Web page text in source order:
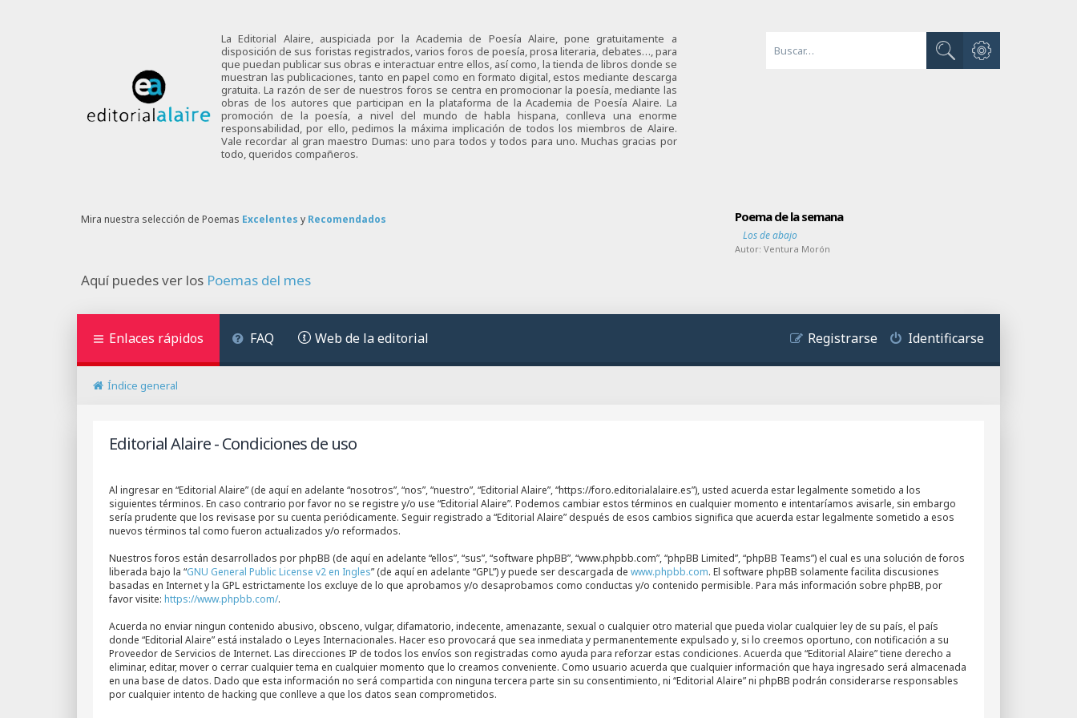
La Editorial Alaire, auspiciada por la Academia de Poesía Alaire, pone gratuitamente a
disposición de sus foristas registrados, varios foros de poesía, prosa literaria, debates…, para
que puedan publicar sus obras e interactuar entre ellos, así como, la tienda de libros donde se
muestran las publicaciones, tanto en papel como en formato digital, estos mediante descarga
gratuita. La razón de ser de nuestros foros se centra en promocionar la poesía, mediante las
obras de los autores que participan en la plataforma de la Academia de Poesía Alaire. La
promoción de la poesía, a nivel del mundo de habla hispana, conlleva una enorme
responsabilidad, por ello, pedimos la máxima implicación de todos los miembros de Alaire.
Vale recordar al gran maestro Dumas: uno para todos y todos para uno. Muchas gracias por
todo, queridos compañeros.
Buscar
Búsqueda avanzada
Mira nuestra selección de Poemas Excelentes y Recomendados Poema de la semana
Los de abajo
Autor:Ventura Morón
Aquí puedes ver los Poemas del mes
Enlaces rápidos FAQ Web de la editorial Identificarse
Registrarse
Índice general
Editorial Alaire - Condiciones de uso
Al ingresar en “Editorial Alaire” (de aquí en adelante “nosotros”, “nos”, “nuestro”, “Editorial Alaire”, “https://foro.editorialalaire.es”), usted acuerda estar legalmente sometido a los
siguientes términos. En caso contrario por favor no se registre y/o use “Editorial Alaire”. Podemos cambiar estos términos en cualquier momento e intentaríamos avisarle, sin embargo
sería prudente que los revisase por su cuenta periódicamente. Seguir registrado a “Editorial Alaire” después de esos cambios significa que acuerda estar legalmente sometido a esos
nuevos términos tal como fueron actualizados y/o reformados.
Nuestros foros están desarrollados por phpBB (de aquí en adelante “ellos”, “sus”, “software phpBB”, “www.phpbb.com”, “phpBB Limited”, “phpBB Teams”) el cual es una solución de foros
liberada bajo la “GNU General Public License v2 en Ingles” (de aquí en adelante “GPL”) y puede ser descargada de www.phpbb.com. El software phpBB solamente facilita discusiones
basadas en Internet y la GPL estrictamente los excluye de lo que aprobamos y/o desaprobamos como conductas y/o contenido permisible. Para más información sobre phpBB, por
favor visite: https://www.phpbb.com/.
Acuerda no enviar ningun contenido abusivo, obsceno, vulgar, difamatorio, indecente, amenazante, sexual o cualquier otro material que pueda violar cualquier ley de su país, el país
donde “Editorial Alaire” está instalado o Leyes Internacionales. Hacer eso provocará que sea inmediata y permanentemente expulsado y, si lo creemos oportuno, con notificación a su
Proveedor de Servicios de Internet. Las direcciones IP de todos los envíos son registradas como ayuda para reforzar estas condiciones. Acuerda que “Editorial Alaire” tiene derecho a
eliminar, editar, mover o cerrar cualquier tema en cualquier momento que lo creamos conveniente. Como usuario acuerda que cualquier información que haya ingresado será almacenada
en una base de datos. Dado que esta información no será compartida con ninguna tercera parte sin su consentimiento, ni “Editorial Alaire” ni phpBB podrán considerarse responsables
por cualquier intento de hacking que conlleve a que los datos sean comprometidos.